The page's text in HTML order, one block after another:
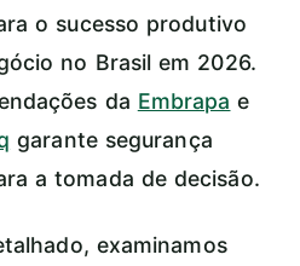
o sucesso produtivo
no Brasil em 2026.
da Embrapa e
garante segurança
a tomada de decisão.
examinamos